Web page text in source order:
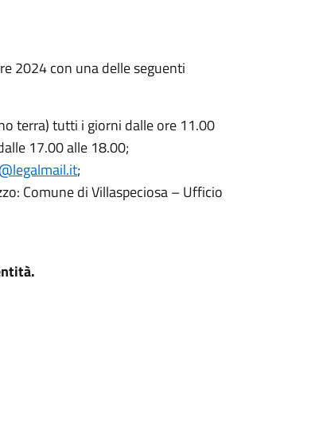
2024 con una delle seguenti
terra) tutti i giorni dalle ore 11.00
17.00 alle 18.00;
;
Comune di Villaspeciosa – Ufficio